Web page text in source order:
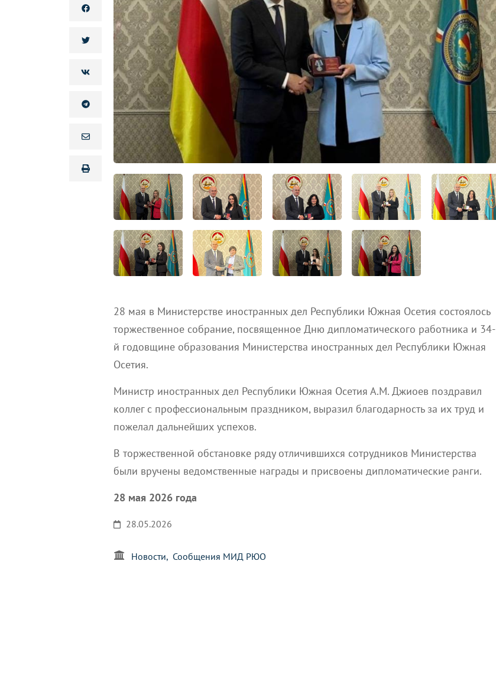
28 мая в Министерстве иностранных дел Республики Южная Осетия состоялось
торжественное собрание, посвященное Дню дипломатического работника и 34-
й годовщине образования Министерства иностранных дел Республики Южная
Осетия.
Министр иностранных дел Республики Южная Осетия А.М. Джиоев поздравил
коллег с профессиональным праздником, выразил благодарность за их труд и
пожелал дальнейших успехов.
В торжественной обстановке ряду отличившихся сотрудников Министерства
были вручены ведомственные награды и присвоены дипломатические ранги.
28 мая 2026 года
28.05.2026
Новости Сообщения МИД РЮО